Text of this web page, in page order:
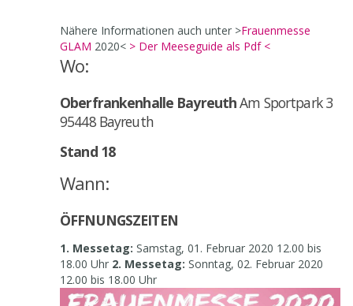
Nähere Informationen auch unter >Frauenmesse
GLAM 2020< > Der Meeseguide als Pdf <
Wo:
Oberfrankenhalle BayreuthAm Sportpark 3
95448 Bayreuth
Stand 18
Wann:
ÖFFNUNGSZEITEN
1. Messetag: Samstag, 01. Februar 2020 12.00 bis
18.00 Uhr 2. Messetag: Sonntag, 02. Februar 2020
12.00 bis 18.00 Uhr